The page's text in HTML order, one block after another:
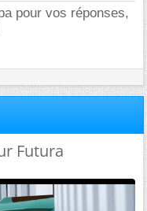
pour vos réponses,
Futura